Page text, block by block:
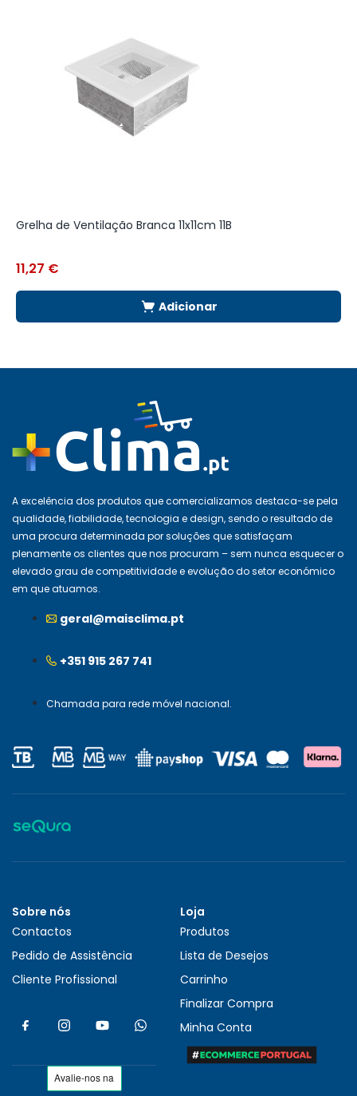
Grelha de Ventilação Branca 11x11cm 11B
11,27 €
Adicionar
A excelência dos produtos que comercializamos destaca-se pela
qualidade, fiabilidade, tecnologia e design, sendo o resultado de
uma procura determinada por soluções que satisfaçam
plenamente os clientes que nos procuram – sem nunca esquecer o
elevado grau de competitividade e evolução do setor económico
em que atuamos.
geral@maisclima.pt
+351 915 267 741
Chamada para rede móvel nacional.
Sobre nós
Contactos
Pedido de Assistência
Cliente Profissional
Loja
Produtos
Lista de Desejos
Carrinho
Finalizar Compra
Minha Conta